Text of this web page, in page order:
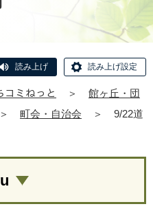
読み上げ 読み上げ設定
ミねっと ＞
館ヶ丘・団
＞ 町会・自治会 ＞
9/22道